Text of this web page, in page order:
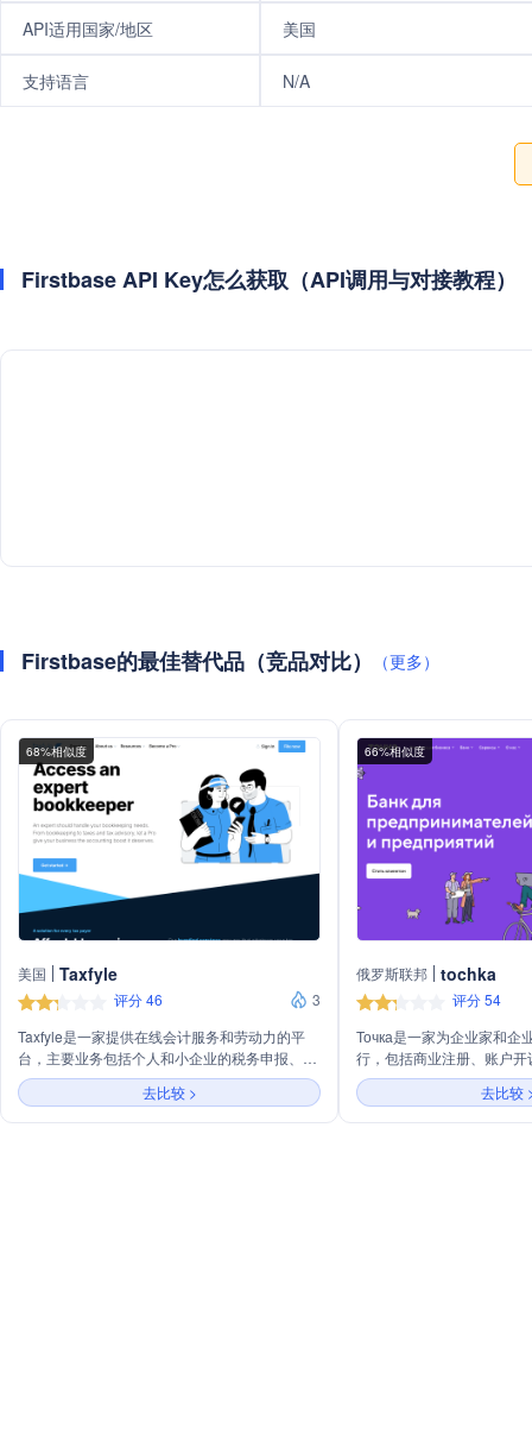
API适用国家/地区 美国
支持语言 N/A
Firstbase API Key怎么获取（API调用与对接教程）
Firstbase的最佳替代品（竞品对比） （更多）
68%相似度
美国 Taxfyle
评分 46
3
Taxfyle是一家提供在线会计服务和劳动力的平
台，主要业务包括个人和小企业的税务申报、税
务咨询、记账服务，以及为会计事务所提供的税
务外包、API集成和外包记账服务。此外，
Taxfyle还提供合作伙伴计划，允许用户推荐客户
去比较 >
66%相似度
俄罗斯联邦 tochka
评分 54
Точка是一家为企业家和企
行，包括商业注册、账户
有现金返还的信用卡。它
业提高盈利能力、自动化
供个性化的业务支持。
去比较